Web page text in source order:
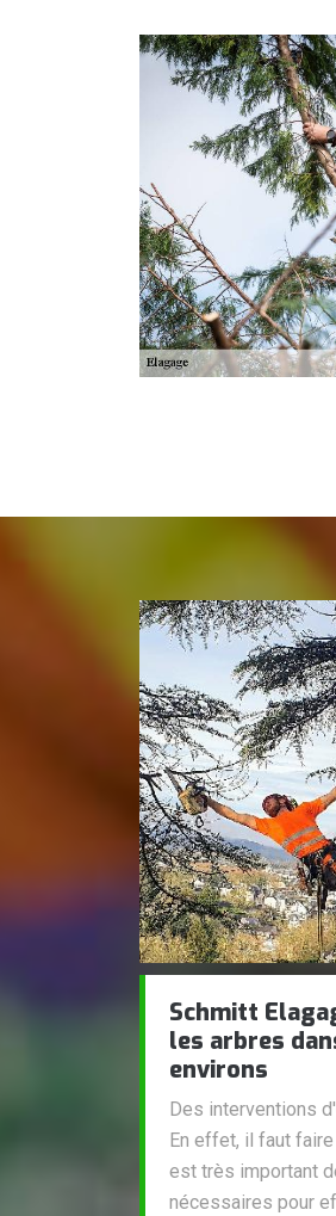
Schmitt
les arbres
environs
Des interventions
En effet, il faut
est très important
nécessaires pour